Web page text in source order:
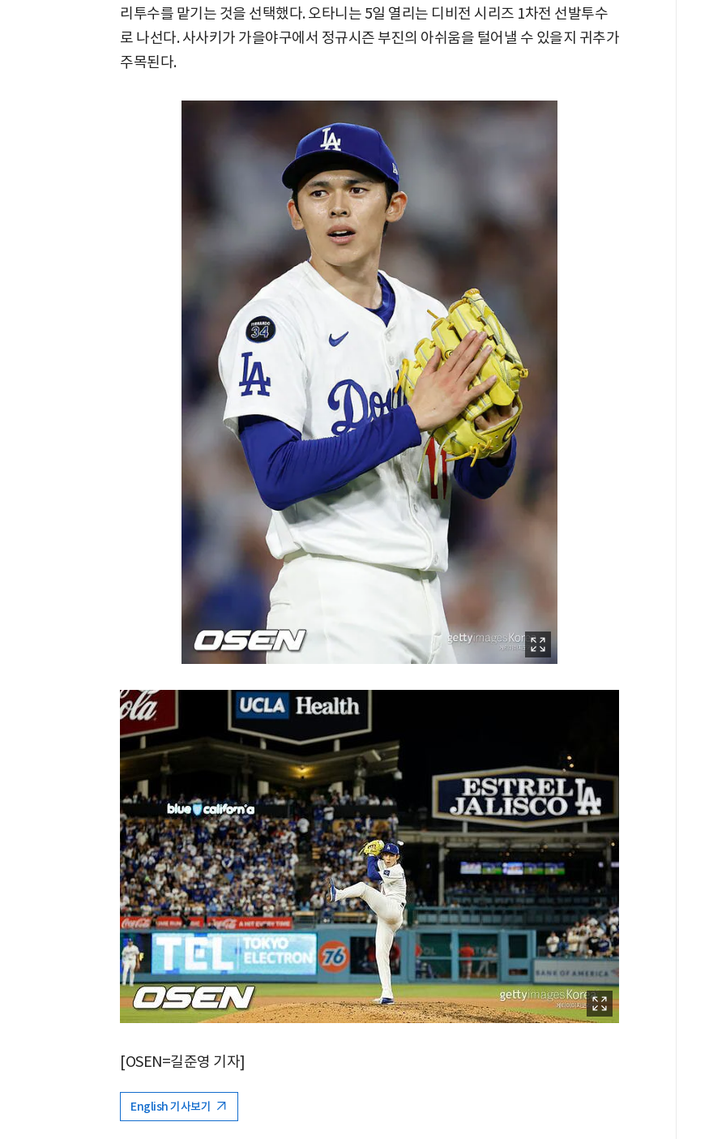
리투수를 맡기는 것을 선택했다. 오타니는 5일 열리는 디비전 시리즈 1차전 선발투수
로 나선다. 사사키가 가을야구에서 정규시즌 부진의 아쉬움을 털어낼 수 있을지 귀추가
주목된다.
[OSEN=길준영 기자]
English 기사보기